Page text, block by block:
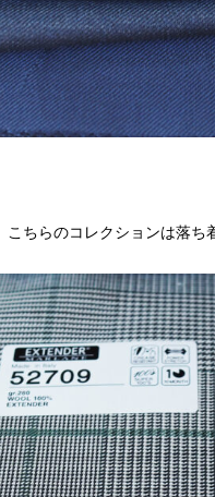
ちらのコレクションは落ち